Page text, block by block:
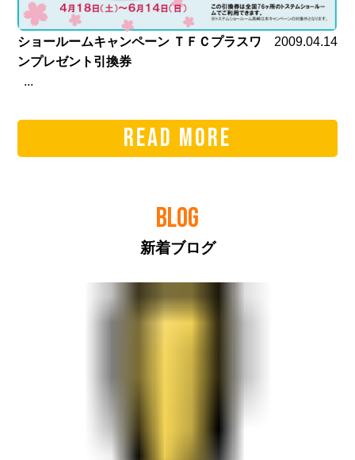
ショールームキャンペーン ＴＦＣプラスワ
ンプレゼント引換券
2009.04.14
...
READ MORE
BLOG
新着ブログ